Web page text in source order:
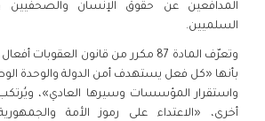
المدافعين عن حقوق الإنسان والصحفيين
السلميين.
وتعرّف المادة 87 مكرر من قانون
بأنها «كل فعل يستهدف أمن الدولة والوحدة
واستقرار المؤسسات وسيرها العادي»،
أخرى، «الاعتداء على رموز الأمة